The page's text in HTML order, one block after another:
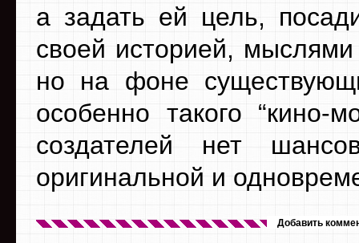
а задать ей цель,
своей историей,
но на фоне
особенно такого “кино-
создателей нет
оригинальной и
Добавить